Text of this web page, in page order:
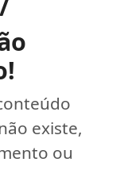
existe,
ou